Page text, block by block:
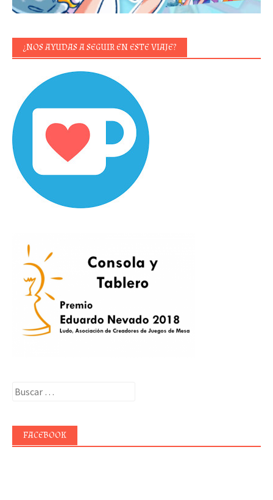
¿NOS AYUDAS A SEGUIR EN ESTE VIAJE?
Buscar:
FACEBOOK